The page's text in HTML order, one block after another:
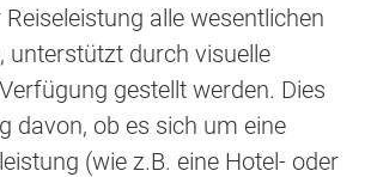
alle wesentlichen
unterstützt durch visuelle
gestellt werden. Dies
davon, ob es sich um eine
(wie z.B. eine Hotel- oder